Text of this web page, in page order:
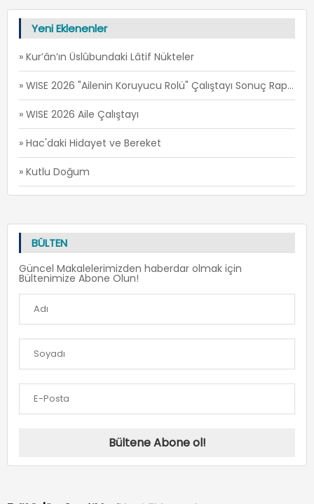
Yeni Eklenenler
» Kur’ân’ın Üslûbundaki Lâtif Nükteler
» WISE 2026 "Ailenin Koruyucu Rolü" Çalıştayı Sonuç Raporu
» WISE 2026 Aile Çalıştayı
» Hac'daki Hidayet ve Bereket
» Kutlu Doğum
BÜLTEN
Güncel Makalelerimizden haberdar olmak için
Bültenimize Abone Olun!
Bültene Abone ol!